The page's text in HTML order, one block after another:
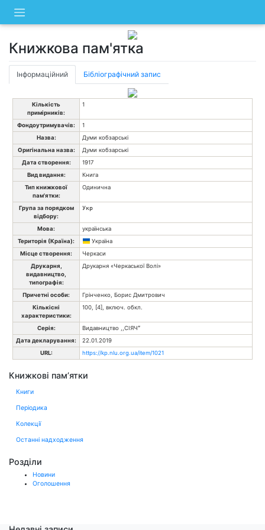
content
Книжкова пам'ятка
Інформаційний Бібліографічний запис
Кількість
примірників:
1
Фондоутримувачів:
1
Назва:
Думи кобзарські
Оригінальна назва:
Думи кобзарські
Дата створення:
1917
Вид видання:
Книга
Тип книжкової
пам'ятки:
Одинична
Група за порядком
відбору:
Укр
Мова:
українська
Територія (Країна):
Україна
Місце створення:
Черкаси
Друкарня,
видавництво,
типографія:
Друкарня «Черкаської Волі»
Причетні особи:
Грінченко, Борис Дмитрович
Кількісні
характеристики:
100, [4], включ. обкл.
Серія:
Видавництво ,,СІЯЧˮ
Дата декларування:
22.01.2019
URL:
https://kp.nlu.org.ua/item/1021
Книжкові пам’ятки
Книги
Періодика
Колекції
Останні надходження
Розділи
Новини
Оголошення